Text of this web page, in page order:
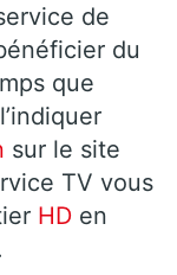
de
du
que
sur le site
TV vous
HD en